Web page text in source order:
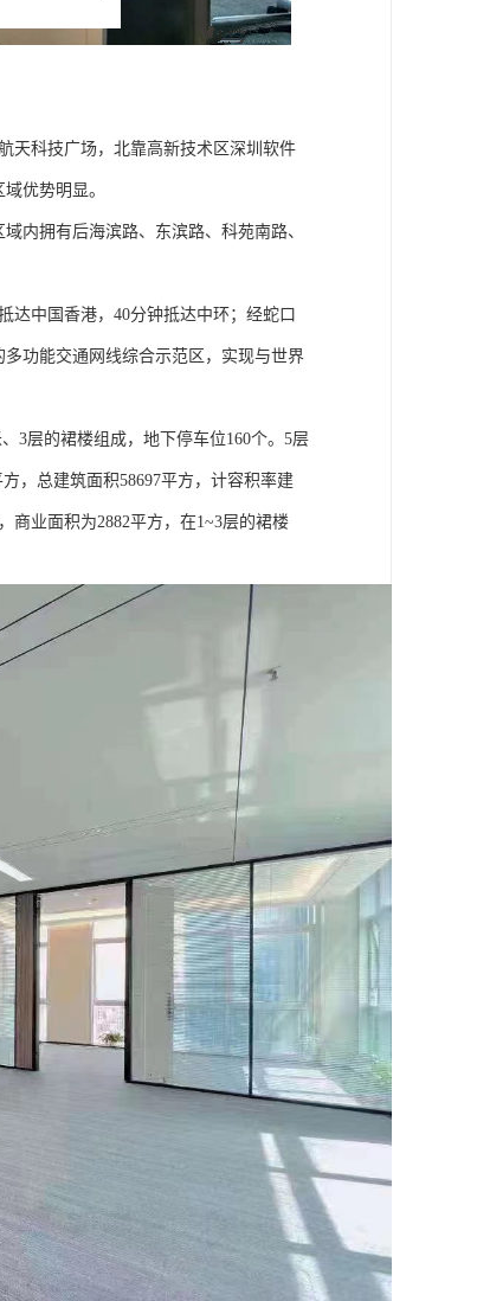
天科技广场，北靠高新技术区深圳软件
优势明显。
内拥有后海滨路、东滨路、科苑南路、
达中国香港，40分钟抵达中环；经蛇口
功能交通网线综合示范区，实现与世界
3层的裙楼组成，地下停车位160个。5层
，总建筑面积58697平方，计容积率建
商业面积为2882平方，在1~3层的裙楼